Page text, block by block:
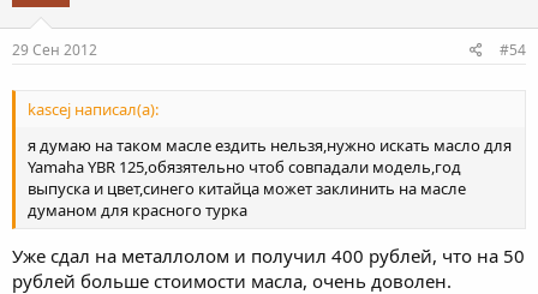
29 Сен 2012 #54
kascej написал(а):
я думаю на таком масле ездить нельзя,нужно искать масло для
Yamaha YBR 125,обязятельно чтоб совпадали модель,год
выпуска и цвет,синего китайца может заклинить на масле
думаном для красного турка
Уже сдал на металлолом и получил 400 рублей, что на 50
рублей больше стоимости масла, очень доволен.